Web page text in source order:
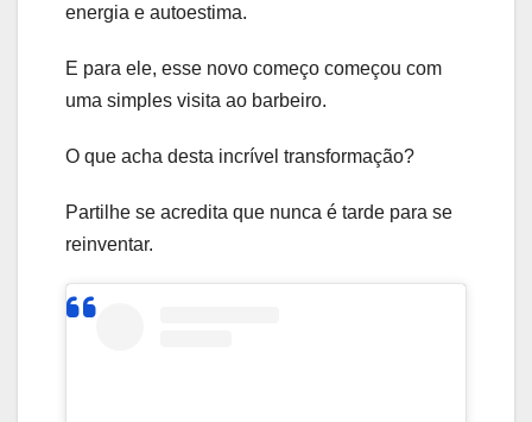
energia e autoestima.
E para ele, esse novo começo começou com
uma simples visita ao barbeiro.
O que acha desta incrível transformação?
Partilhe se acredita que nunca é tarde para se
reinventar.